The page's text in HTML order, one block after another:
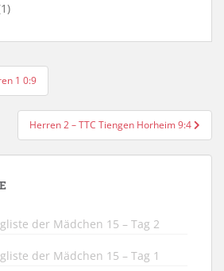
1 0:9
Herren 2 – TTC Tiengen Horheim 9:4
der Mädchen 15 – Tag 2
der Mädchen 15 – Tag 1